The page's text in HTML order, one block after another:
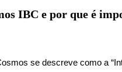
USDC como garantia
IBC e por que é
se descreve como a